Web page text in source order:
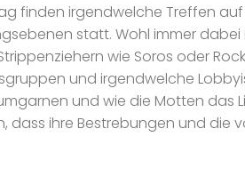
finden irgendwelche Treffen
statt. Wohl immer
wie Soros oder
und irgendwelche
und wie die Motten das
dass ihre Bestrebungen und die